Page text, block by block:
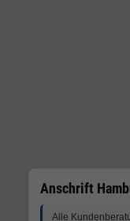
Anschrift
Alle